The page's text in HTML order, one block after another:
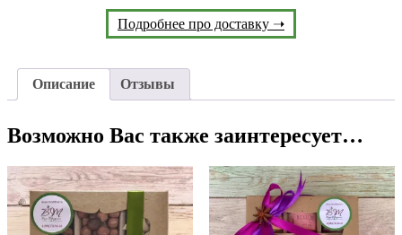
Подробнее про доставку ➝
Описание Отзывы
Возможно Вас также заинтересует…